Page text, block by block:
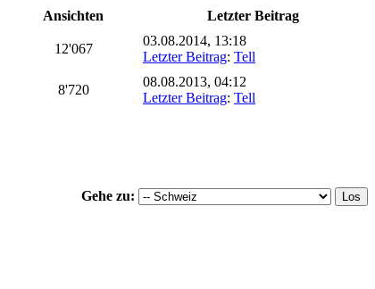
Ansichten Letzter Beitrag
12'067
03.08.2014, 13:18
Letzter Beitrag: Tell
8'720
08.08.2013, 04:12
Letzter Beitrag: Tell
Gehe zu: